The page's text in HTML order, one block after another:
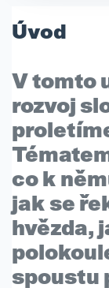
Úvod
V tomto
rozvoj
co k
jak se
hvězda,
spoustu